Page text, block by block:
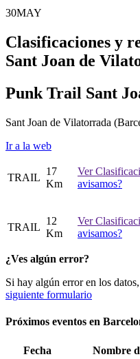
30MAY
Clasificaciones y
Sant Joan de
Punk Trail Sant
Sant Joan de Vilatorrada
Ir a la web
TRAIL
17
Km
Ver
avisamos?
TRAIL
12
Km
Ver
avisamos?
¿Ves algún error?
Si hay algún error en los
siguiente formulario
Próximos eventos en
Fecha Nombre